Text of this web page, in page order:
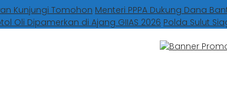
Kunjungi Tomohon Menteri PPPA Dukung Dana
Oli Dipamerkan di Ajang GIIAS 2026 Polda Sulut